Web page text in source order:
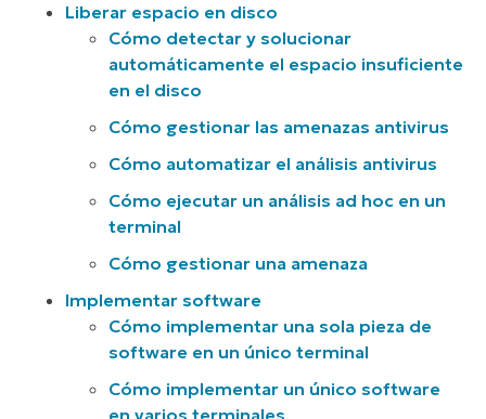
Liberar espacio en disco
Cómo detectar y solucionar
automáticamente el espacio insuficiente
en el disco
Cómo gestionar las amenazas antivirus
Cómo automatizar el análisis antivirus
Cómo ejecutar un análisis ad hoc en un
terminal
Cómo gestionar una amenaza
Implementar software
Cómo implementar una sola pieza de
software en un único terminal
Cómo implementar un único software
en varios terminales